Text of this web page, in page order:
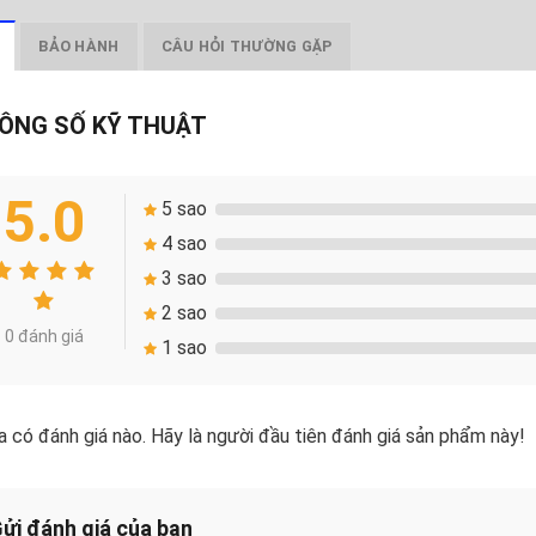
BẢO HÀNH CÂU HỎI THƯỜNG GẶP
SỐ KỸ THUẬT
5.0
0 đánh giá
5 sao
4 sao
3 sao
2 sao
1 sao
có đánh giá nào. Hãy là người đầu tiên đánh giá sản phẩm này!
đánh giá của bạn